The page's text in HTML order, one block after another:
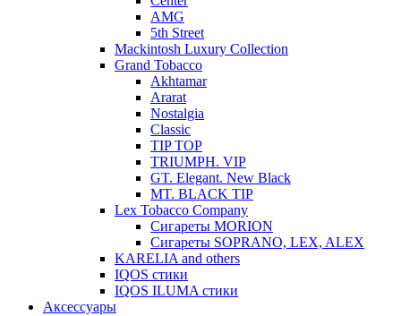
AMG
5th Street
Mackintosh Luxury Collection
Grand Tobacco
Akhtamar
Ararat
Nostalgia
Classic
TIP TOP
TRIUMPH. VIP
GT. Elegant. New Black
MT. BLACK TIP
Lex Tobacco Company
Сигареты MORION
Сигареты SOPRANO, LEX, ALEX
KARELIA and others
IQOS стики
IQOS ILUMA стики
Аксессуары